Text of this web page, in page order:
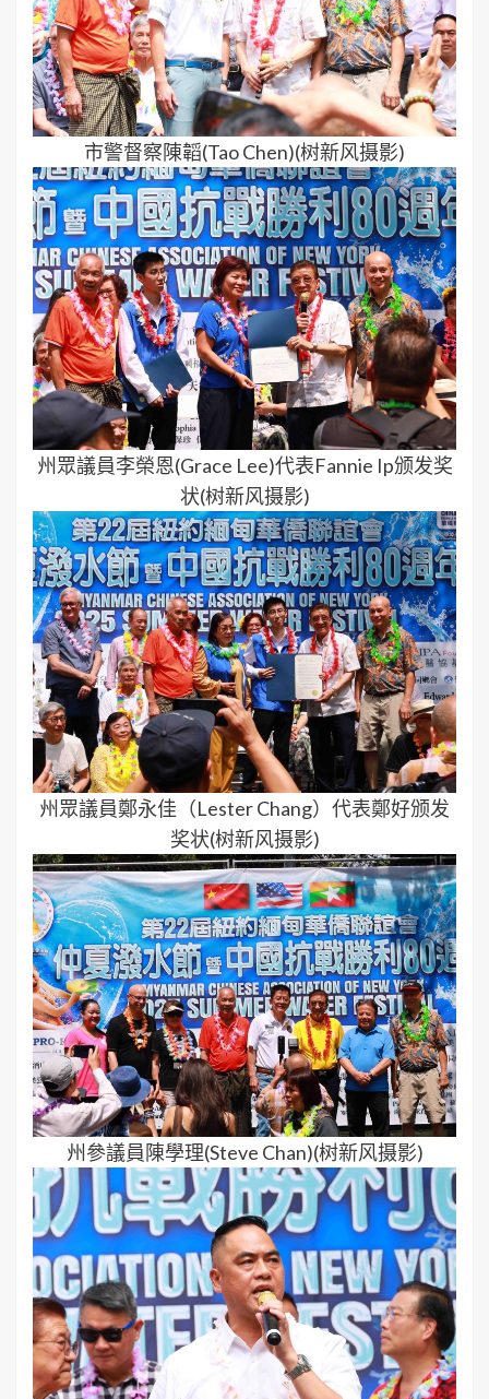
市警督察陳韜(Tao Chen)(树新风摄影)
州眾議員李榮恩(Grace Lee)代表Fannie Ip颁发奖
状(树新风摄影)
州眾議員鄭永佳（Lester Chang）代表鄭好颁发
奖状(树新风摄影)
州參議員陳學理(Steve Chan)(树新风摄影)